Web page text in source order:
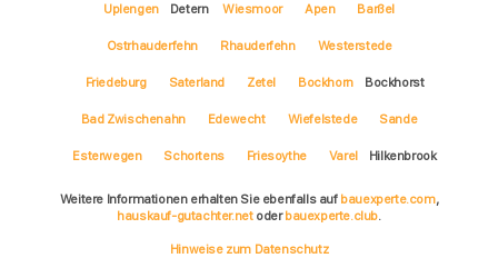
Uplengen
Detern Wiesmoor Apen Barßel
Ostrhauderfehn Rhauderfehn Westerstede
Friedeburg Saterland Zetel Bockhorn Bockhorst
Bad Zwischenahn Edewecht Wiefelstede Sande
Esterwegen Schortens Friesoythe Varel Hilkenbrook
Weitere Informationen erhalten Sie ebenfalls auf bauexperte.com,
hauskauf-gutachter.netoderbauexperte.club.
Hinweise zum Datenschutz